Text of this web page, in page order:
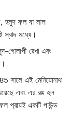
হলুদ ফল যা লাল
স্বাদ মধ্যে।
গোলাপী রেখা এবং
সালে এই মেনিয়োনাথ
এবং এর রঙ হল
প্রায়ই একটি পাউন্ড